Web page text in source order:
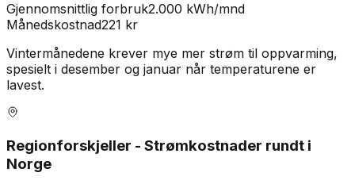
Gjennomsnittlig forbruk2.000 kWh/mnd
Månedskostnad221 kr
Vintermånedene krever mye mer strøm til oppvarming,
spesielt i desember og januar når temperaturene er
lavest.
Regionforskjeller - Strømkostnader rundt i
Norge